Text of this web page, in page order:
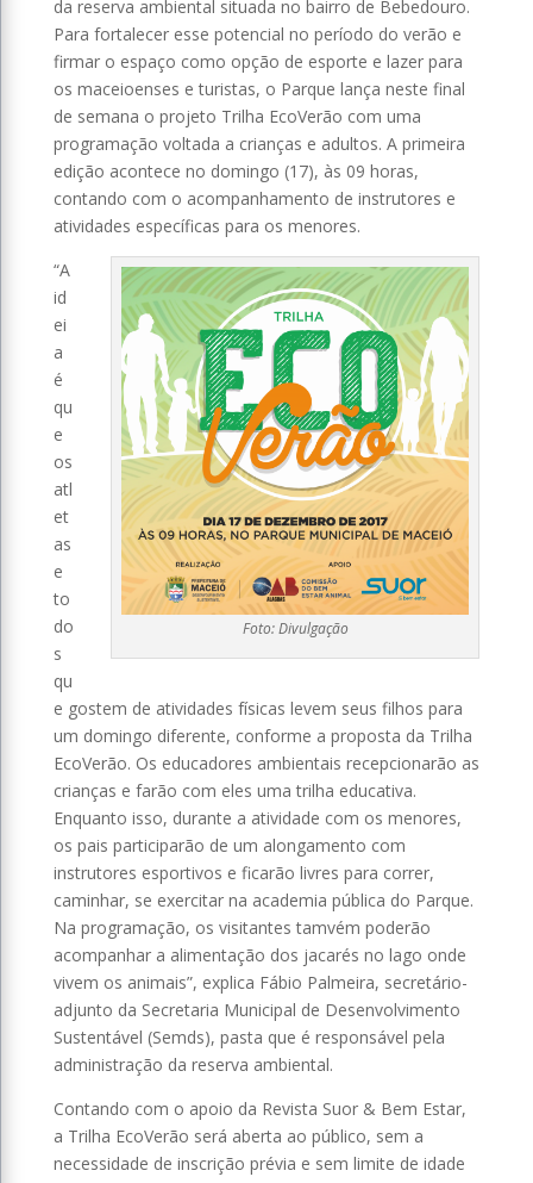
da reserva ambiental situada no bairro de Bebedouro.
Para fortalecer esse potencial no período do verão e
firmar o espaço como opção de esporte e lazer para
os maceioenses e turistas, o Parque lança neste final
de semana o projeto Trilha EcoVerão com uma
programação voltada a crianças e adultos. A primeira
edição acontece no domingo (17), às 09 horas,
contando com o acompanhamento de instrutores e
atividades específicas para os menores.
Foto: Divulgação
“A
id
ei
a
é
qu
e
os
atl
et
as
e
to
do
s
qu
e gostem de atividades físicas levem seus filhos para
um domingo diferente, conforme a proposta da Trilha
EcoVerão. Os educadores ambientais recepcionarão as
crianças e farão com eles uma trilha educativa.
Enquanto isso, durante a atividade com os menores,
os pais participarão de um alongamento com
instrutores esportivos e ficarão livres para correr,
caminhar, se exercitar na academia pública do Parque.
Na programação, os visitantes tamvém poderão
acompanhar a alimentação dos jacarés no lago onde
vivem os animais”, explica Fábio Palmeira, secretário-
adjunto da Secretaria Municipal de Desenvolvimento
Sustentável (Semds), pasta que é responsável pela
administração da reserva ambiental.
Contando com o apoio da Revista Suor & Bem Estar,
a Trilha EcoVerão será aberta ao público, sem a
necessidade de inscrição prévia e sem limite de idade